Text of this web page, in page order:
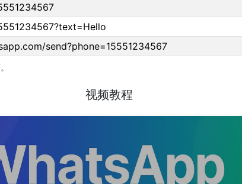
send?phone=15551234567
视频教程